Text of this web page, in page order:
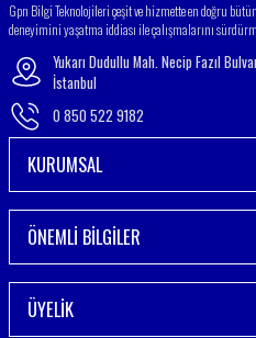
Gpn Bilgi Teknolojileri çeşit ve hizmette en doğru
deneyimini yaşatma iddiası ile çalışmalarını
Yukarı Dudullu Mah. Necip Fazıl
İstanbul
0 850 522 9182
KURUMSAL
ÖNEMLİ BİLGİLER
ÜYELİK